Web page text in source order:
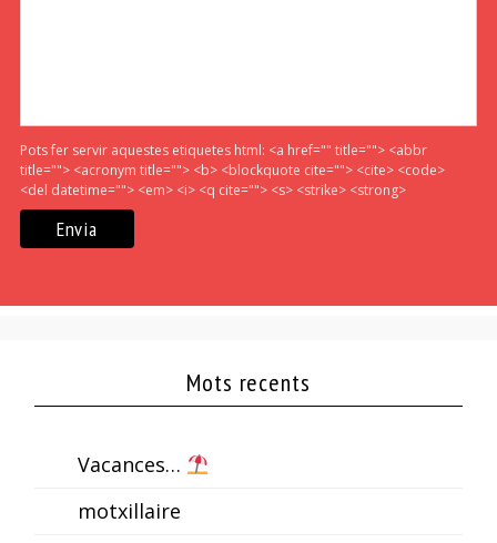
Pots fer servir aquestes etiquetes html: <a href="" title=""> <abbr
title=""> <acronym title=""> <b> <blockquote cite=""> <cite> <code>
<del datetime=""> <em> <i> <q cite=""> <s> <strike> <strong>
Mots recents
Vacances…
motxillaire